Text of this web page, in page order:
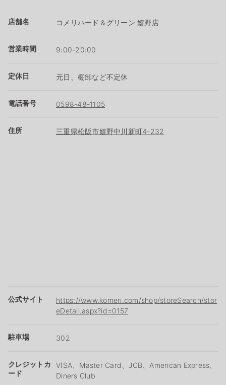
店舗名 コメリハード＆グリーン 嬉野店
営業時間 9:00-20:00
定休日 元日、棚卸など不定休
電話番号 0598-48-1105
住所 三重県松阪市嬉野中川新町4-232
公式サイト
https://www.komeri.com/shop/storeSearch/stor
eDetail.aspx?id=0157
駐車場 302
クレジットカ
ード
VISA、Master Card、JCB、American Express、
Diners Club